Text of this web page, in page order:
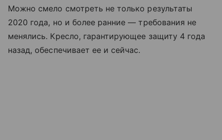
Можно смело смотреть не только результаты
2020 года, но и более ранние — требования не
менялись. Кресло, гарантирующее защиту 4 года
назад, обеспечивает ее и сейчас.